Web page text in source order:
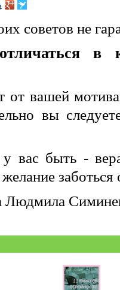
советов не
в
от вашей
вы
вас быть -
заботься
Людмила